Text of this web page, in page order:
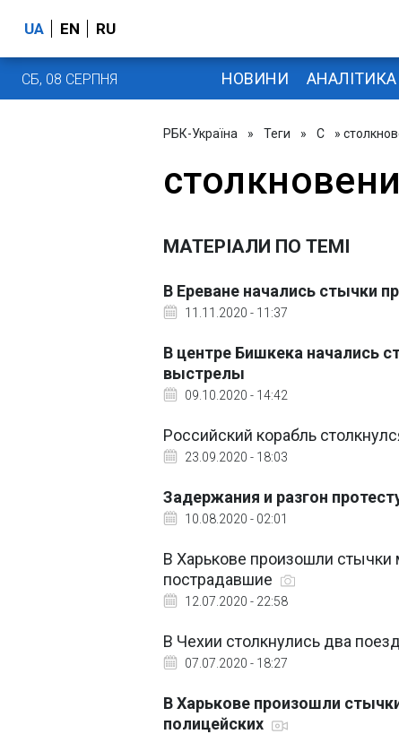
UA EN RU
СБ, 08 СЕРПНЯ НОВИНИ АНАЛІТИКА
РБК-Україна » Теги » С »
МАТЕРІАЛИ ПО ТЕМІ
В Ереване начались стычки
11.11.2020 - 11:37
В центре Бишкека начались
выстрелы
09.10.2020 - 14:42
Российский корабль
23.09.2020 - 18:03
Задержания и разгон
10.08.2020 - 02:01
В Харькове произошли стычки
пострадавшие
12.07.2020 - 22:58
В Чехии столкнулись два
07.07.2020 - 18:27
В Харькове произошли
полицейских